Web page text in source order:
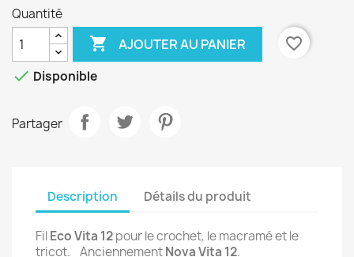
Quantité
 AJOUTER AU PANIER
favorite_border
 Disponible
Partager
Description Détails du produit
FilEco Vita 12pour le crochet, le macramé et le
tricot. AnciennementNova Vita 12.